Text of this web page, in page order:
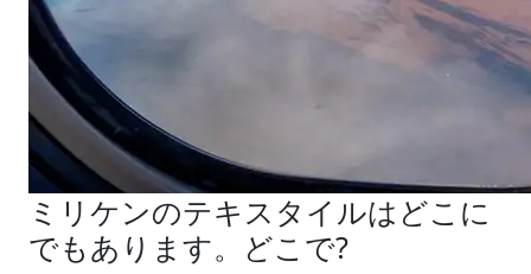
ミリケンのテキスタイルはどこに
でもあります。どこで?